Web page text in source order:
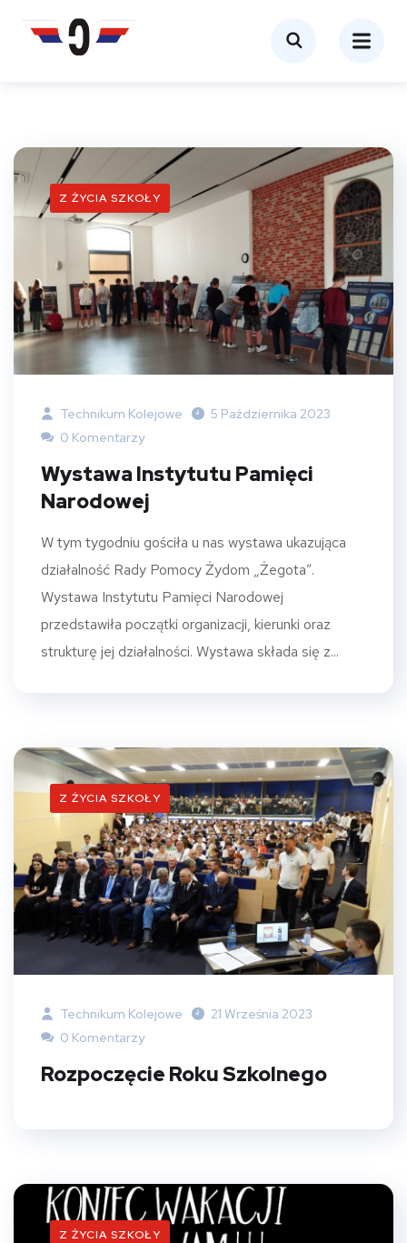
Z ŻYCIA SZKOŁY
Technikum Kolejowe
5 Października 2023
0 Komentarzy
Wystawa Instytutu Pamięci
Narodowej
W tym tygodniu gościła u nas wystawa ukazująca
działalność Rady Pomocy Żydom „Żegota”.
Wystawa Instytutu Pamięci Narodowej
przedstawiła początki organizacji, kierunki oraz
strukturę jej działalności. Wystawa składa się z...
Z ŻYCIA SZKOŁY
Technikum Kolejowe
21 Września 2023
0 Komentarzy
Rozpoczęcie Roku Szkolnego
Z ŻYCIA SZKOŁY